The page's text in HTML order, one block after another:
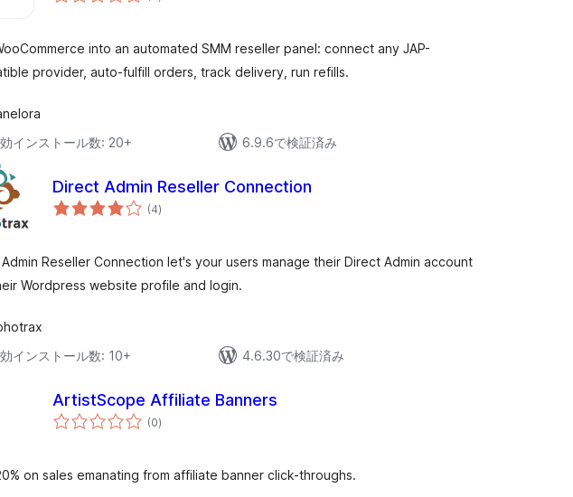
into an automated SMM reseller panel: connect any JAP-
provider, auto-fulfill orders, track delivery, run refills.
インストール数: 20+
6.9.6で検証済み
Direct Admin Reseller Connection
(4個
の)
Reseller Connection let's your users manage their Direct Admin account
Wordpress website profile and login.
インストール数: 10+
4.6.30で検証済み
ArtistScope Affiliate Banners
(0個
の)
on sales emanating from affiliate banner click-throughs.